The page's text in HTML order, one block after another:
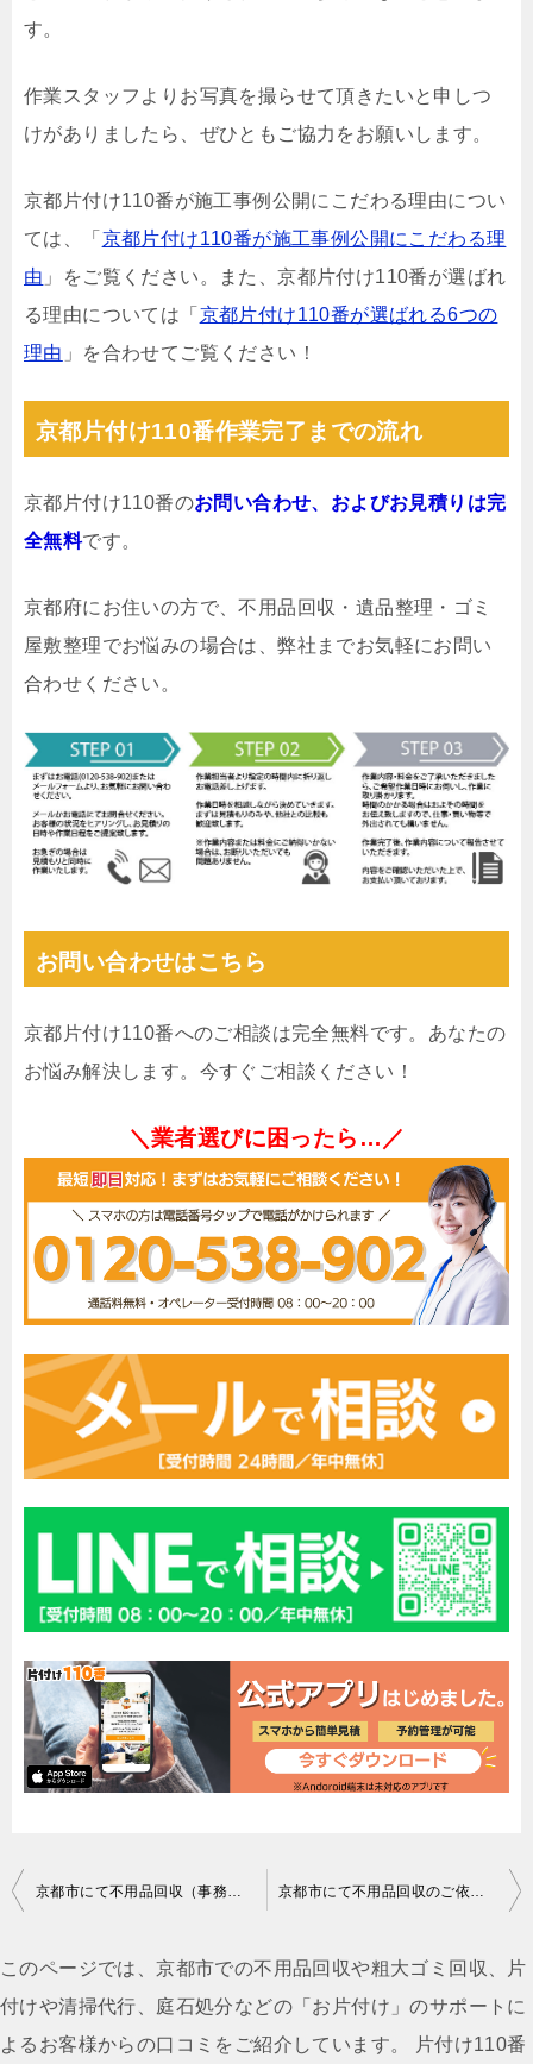
す。
作業スタッフよりお写真を撮らせて頂きたいと申しつ
けがありましたら、ぜひともご協力をお願いします。
京都片付け110番が施工事例公開にこだわる理由につい
ては、「 京都片付け110番が施工事例公開にこだわる理
由 」をご覧ください。また、京都片付け110番が選ばれ
る理由については「 京都片付け110番が選ばれる6つの
理由 」を合わせてご覧ください！
京都片付け110番作業完了までの流れ
京都片付け110番のお問い合わせ、およびお見積りは完
全無料です。
京都府にお住いの方で、不用品回収・遺品整理・ゴミ
屋敷整理でお悩みの場合は、弊社までお気軽にお問い
合わせください。
お問い合わせはこちら
京都片付け110番へのご相談は完全無料です。あなたの
お悩み解決します。今すぐご相談ください！
＼業者選びに困ったら…／
投
ナ
ビ
ゲ
京都市にて不用品回収（事務机、収納棚）のご依頼 匿名希望様の声 京都市にて不用品回収のご依頼 匿名希望様の声
このページでは、京都市での不用品回収や粗大ゴミ回収、片
付けや清掃代行、庭石処分などの「お片付け」のサポートに
よるお客様からの口コミをご紹介しています。 片付け110番